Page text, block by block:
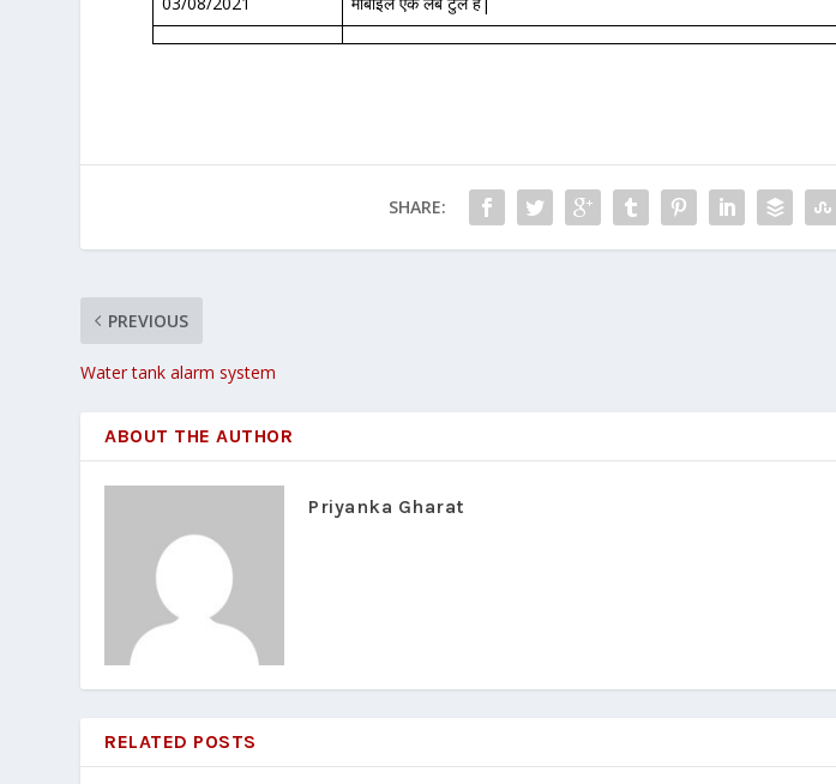
SHARE:
PREVIOUS
Water tank alarm system
ABOUT THE AUTHOR
Priyanka Gharat
RELATED POSTS